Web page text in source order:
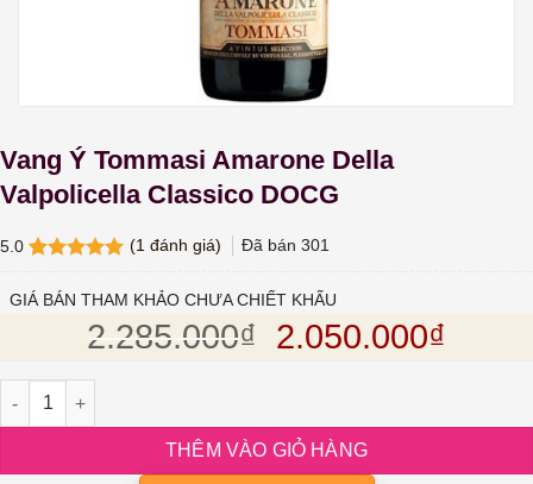
Vang Ý Tommasi Amarone Della
Valpolicella Classico DOCG
5.0
dựa trên
(1 đánh giá) Đã bán 301
GIÁ BÁN THAM KHẢO CHƯA CHIẾT KHẤU
2.285.000₫ Giá gốc là:
2.050.000₫
Vang Ý Tommasi Amarone Della Valpolicella Classico DOCG số
THÊM VÀO GIỎ HÀNG